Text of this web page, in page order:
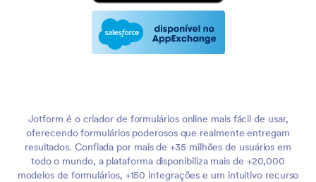
Jotform é o criador de formulários online mais fácil de usar,
oferecendo formulários poderosos que realmente entregam
resultados. Confiada por mais de +35 milhões de usuários em
todo o mundo, a plataforma disponibiliza mais de +20,000
modelos de formulários, +150 integrações e um intuitivo recurso